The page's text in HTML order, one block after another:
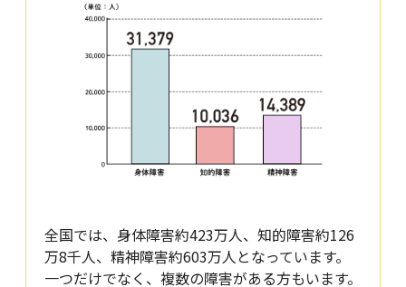
全国では、身体障害約423万人、知的障害約126
万8千人、精神障害約603万人となっています。
一つだけでなく、複数の障害がある方もいます。